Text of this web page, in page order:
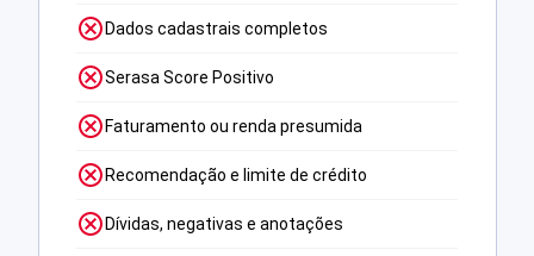
Dados cadastrais completos
Serasa Score Positivo
Faturamento ou renda presumida
Recomendação e limite de crédito
Dívidas, negativas e anotações